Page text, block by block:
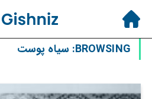
BROWSING: سیاه پوست